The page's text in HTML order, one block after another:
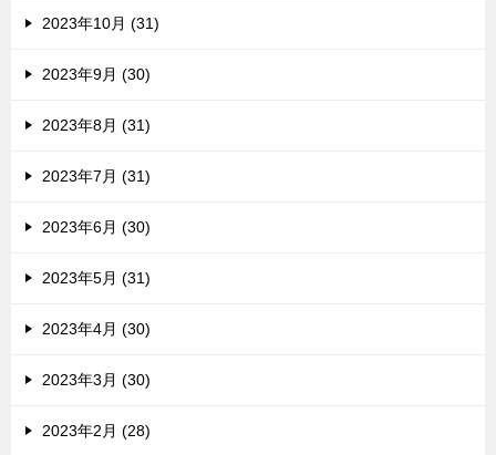
2023年10月 (31)
2023年9月 (30)
2023年8月 (31)
2023年7月 (31)
2023年6月 (30)
2023年5月 (31)
2023年4月 (30)
2023年3月 (30)
2023年2月 (28)